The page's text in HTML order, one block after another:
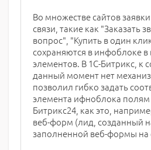
Во множестве сайтов
связи, такие как "Заказать
вопрос", "Купить в один
сохраняются в инфоблоке
элементов. В 1С-Битрикс, к
данный момент нет
позволил гибко задать
элемента ифноблока полям
Битрикс24, как это,
веб-форм (лид, созданный
заполненной веб-формы на